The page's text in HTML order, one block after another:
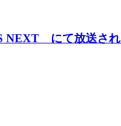
NEXT にて放送さ